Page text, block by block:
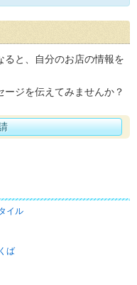
ると、自分のお店の情報を
ジを伝えてみませんか？
イル
ば